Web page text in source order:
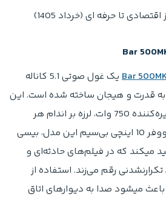
یک غول صوتی 5.1 کاناله
به قدرت و هیجان ساخته شده است. این
سیستم با توان خروجی خیره‌کننده 750 وات، لرزه بر اندام هر
تماشاگری می‌اندازد. ساب‌ووفر 10 اینچی بی‌سیم این مدل، بیسی
میکند که در فیلم‌های حادثه‌ای و
رقم می‌زند. استفاده از
تکنولوژی MultiBeam 3.0 باعث میشود صدا به دیوارهای اتاق